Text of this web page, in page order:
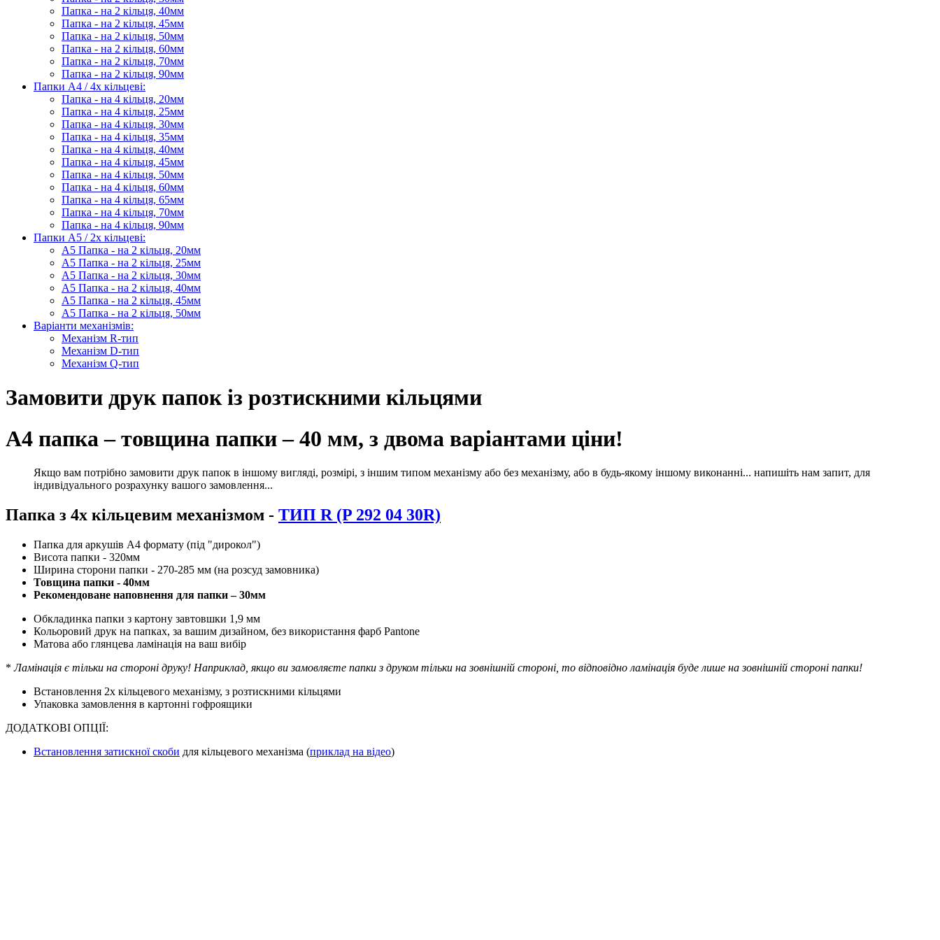
Папка - на 2 кільця, 40мм
Папка - на 2 кільця, 45мм
Папка - на 2 кільця, 50мм
Папка - на 2 кільця, 60мм
Папка - на 2 кільця, 70мм
Папка - на 2 кільця, 90мм
Папки А4 / 4х кільцеві:
Папка - на 4 кільця, 20мм
Папка - на 4 кільця, 25мм
Папка - на 4 кільця, 30мм
Папка - на 4 кільця, 35мм
Папка - на 4 кільця, 40мм
Папка - на 4 кільця, 45мм
Папка - на 4 кільця, 50мм
Папка - на 4 кільця, 60мм
Папка - на 4 кільця, 65мм
Папка - на 4 кільця, 70мм
Папка - на 4 кільця, 90мм
Папки А5 / 2х кільцеві:
А5 Папка - на 2 кільця, 20мм
А5 Папка - на 2 кільця, 25мм
А5 Папка - на 2 кільця, 30мм
А5 Папка - на 2 кільця, 40мм
А5 Папка - на 2 кільця, 45мм
А5 Папка - на 2 кільця, 50мм
Варіанти механізмів:
Механізм R-тип
Механізм D-тип
Механізм Q-тип
Замовити друк папок із розтискними кільцями
А4 папка – товщина папки – 40 мм, з двома варіантами ціни!
Якщо вам потрібно замовити друк папок в іншому вигляді, розмірі, з іншим типом механізму або без механізму, або в будь-якому іншому виконанні... напишіть нам запит, для
індивідуального розрахунку вашого замовлення...
Папка з 4х кільцевим механізмом - ТИП R (P 292 04 30R)
Папка для аркушів А4 формату (під "дирокол")
Висота папки - 320мм
Ширина сторони папки - 270-285 мм (на розсуд замовника)
Товщина папки - 40мм
Рекомендоване наповнення для папки – 30мм
Обкладинка папки з картону завтовшки 1,9 мм
Кольоровий друк на папках, за вашим дизайном, без використання фарб Pantone
Матова або глянцева ламінація на ваш вибір
*Ламінація є тільки на стороні друку! Наприклад, якщо ви замовляєте папки з друком тільки на зовнішній стороні, то відповідно ламінація буде лише на зовнішній стороні папки!
Встановлення 2х кільцевого механізму, з розтискними кільцями
Упаковка замовлення в картонні гофроящики
ДОДАТКОВІ ОПЦІЇ:
Встановлення затискної скоби для кільцевого механізма (приклад на відео)